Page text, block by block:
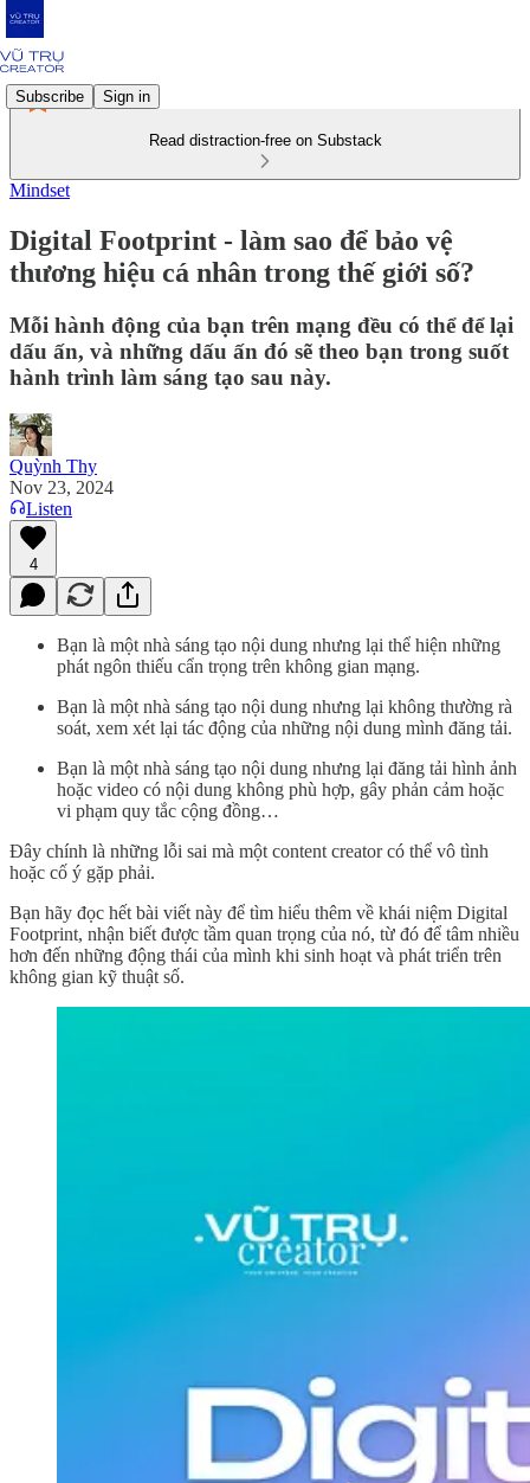
Subscribe Sign in
Read distraction-free on Substack
Mindset
Digital Footprint - làm sao để bảo vệ
thương hiệu cá nhân trong thế giới số?
Mỗi hành động của bạn trên mạng đều có thể để lại
dấu ấn, và những dấu ấn đó sẽ theo bạn trong suốt
hành trình làm sáng tạo sau này.
Quỳnh Thy
Nov 23, 2024
Listen
4
Bạn là một nhà sáng tạo nội dung nhưng lại thể hiện những
phát ngôn thiếu cẩn trọng trên không gian mạng.
Bạn là một nhà sáng tạo nội dung nhưng lại không thường rà
soát, xem xét lại tác động của những nội dung mình đăng tải.
Bạn là một nhà sáng tạo nội dung nhưng lại đăng tải hình ảnh
hoặc video có nội dung không phù hợp, gây phản cảm hoặc
vi phạm quy tắc cộng đồng…
Đây chính là những lỗi sai mà một content creator có thể vô tình
hoặc cố ý gặp phải.
Bạn hãy đọc hết bài viết này để tìm hiểu thêm về khái niệm Digital
Footprint, nhận biết được tầm quan trọng của nó, từ đó để tâm nhiều
hơn đến những động thái của mình khi sinh hoạt và phát triển trên
không gian kỹ thuật số.